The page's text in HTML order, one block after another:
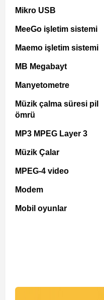
Mikro USB
MeeGo işletim sistemi
Maemo işletim sistemi
MB Megabayt
Manyetometre
Müzik çalma süresi pil
ömrü
MP3 MPEG Layer 3
Müzik Çalar
MPEG-4 video
Modem
Mobil oyunlar